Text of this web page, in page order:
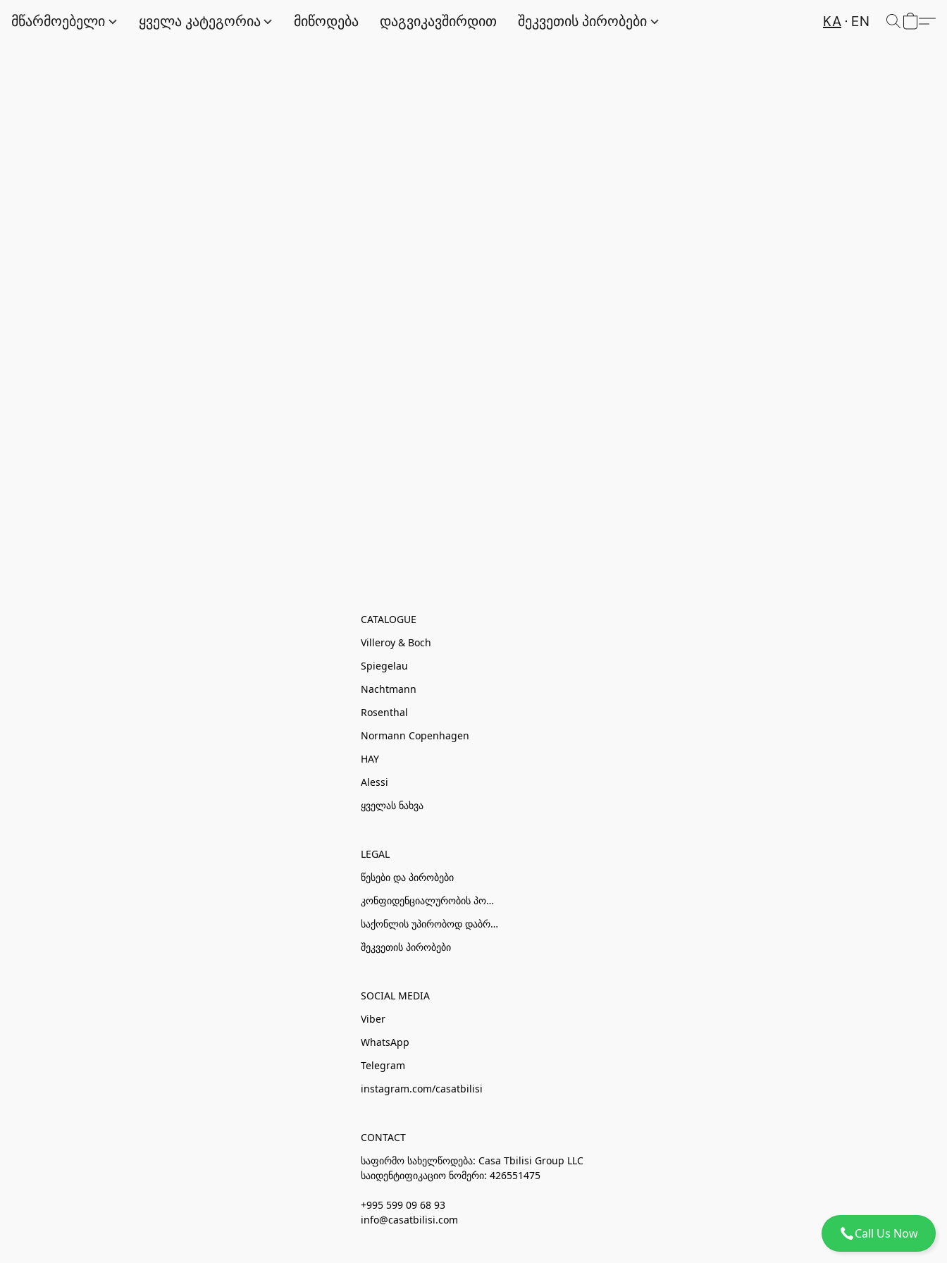
Call Us Now
მწარმოებელი ყველა კატეგორია მიწოდება დაგვიკავშირდით შეკვეთის პირობები KA EN
CATALOGUE
Villeroy & Boch
Spiegelau
Nachtmann
Rosenthal
Normann Copenhagen
HAY
Alessi
ყველას ნახვა
LEGAL
წესები და პირობები
კონფიდენციალურობის პოლიტიკა
საქონლის უპირობოდ დაბრუნების პირობები
შეკვეთის პირობები
SOCIAL MEDIA
Viber
WhatsApp
Telegram
instagram.com/casatbilisi
CONTACT
საფირმო სახელწოდება: Casa Tbilisi Group LLC
საიდენტიფიკაციო ნომერი: 426551475
+995 599 09 68 93
info@casatbilisi.com